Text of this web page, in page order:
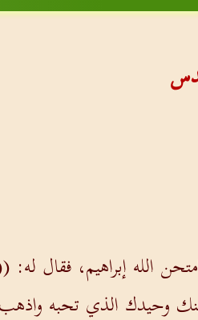
الله إبراهيم، فقال له:
وحيدك الذي تحبه